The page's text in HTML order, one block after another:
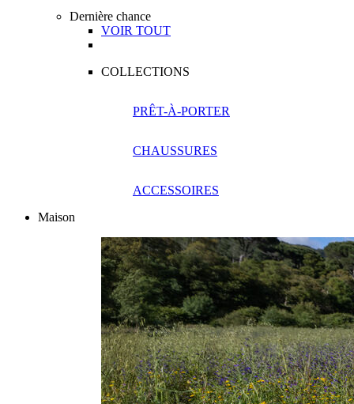
Dernière chance
VOIR TOUT
COLLECTIONS
PRÊT-À-PORTER
CHAUSSURES
ACCESSOIRES
Maison